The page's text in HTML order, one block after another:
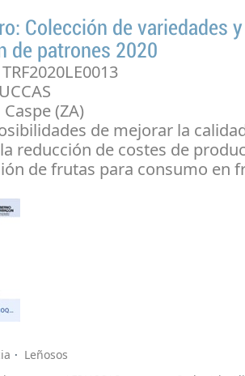
Colección de variedades y
de patrones 2020
TRF2020LE0013
Caspe (ZA)
de mejorar la
reducción de costes de
de frutas para consumo en
Leñosos